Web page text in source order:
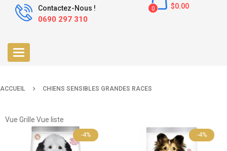
Contactez-Nous !
0690 297 310
$0.00
0
Toggle
navigation
ACCUEIL CHIENS SENSIBLES GRANDES RACES
Vue Grille Vue liste
-4% -4%